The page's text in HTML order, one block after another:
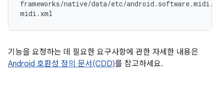
frameworks/native/data/etc/
기능을 요청하는 데 필요한 요구사항에 관한 자세한 내용은
Android 호환성 정의 문서(CDD)를 참고하세요.